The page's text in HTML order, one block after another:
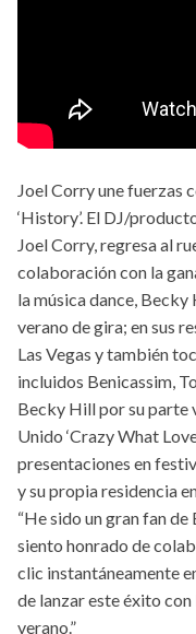
Joel Corry une fuerzas
‘History’. El DJ/
Joel Corry, regresa al
colaboración con la
la música dance, Becky
verano de gira; en sus
Las Vegas y también
incluidos Benicassim,
Becky Hill por su parte
Unido ‘Crazy What
presentaciones en
y su propia residencia
“He sido un gran fan
siento honrado de
clic instantáneamente
de lanzar este éxito
verano.”